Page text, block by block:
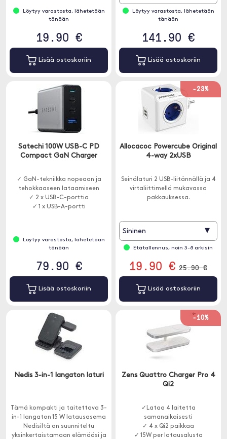
Löytyy varastosta, lähetetään
tänään
19.90 €
Lisää ostoskoriin
Löytyy varastosta, lähetetään
tänään
141.90 €
Lisää ostoskoriin
Satechi 100W USB-C PD
Compact GaN Charger
✓ GaN-tekniikka nopeaan ja
tehokkaaseen lataamiseen
✓ 2 x USB-C-porttia
✓ 1 x USB-A-portti
Löytyy varastosta, lähetetään
tänään
79.90 €
Lisää ostoskoriin
-23%
Allocacoc Powercube Original
4-way 2xUSB
Seinälaturi 2 USB-liitännällä ja 4
virtaliittimellä mukavassa
pakkauksessa.
Sininen ▾
Etätallennus, noin 3-8 arkisin
19.90 € 25.90 €
Lisää ostoskoriin
Nedis 3-in-1 langaton laturi
Tämä kompakti ja taitettava 3-
in-1 langaton 15 W latausasema
Nedisiltä on suunniteltu
yksinkertaistamaan elämääsi ja
-10%
Zens Quattro Charger Pro 4
Qi2
✓Lataa 4 laitetta
samanaikaisesti
✓ 4 x Qi2 paikkaa
✓ 15W per latausalusta